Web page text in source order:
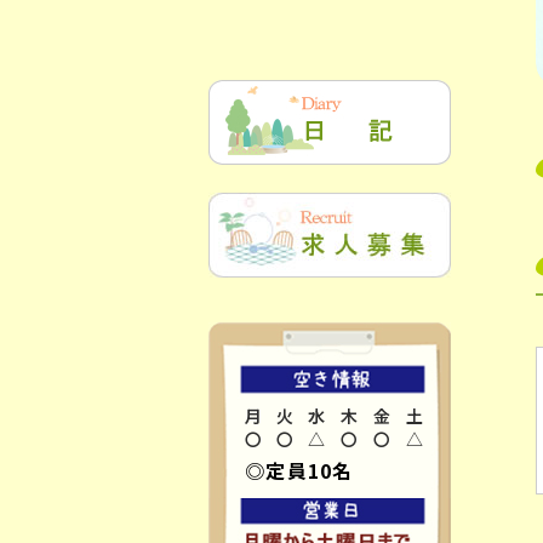
月 火 水 木 金
土
〇
〇 △ 〇 〇 △
◎定員10名